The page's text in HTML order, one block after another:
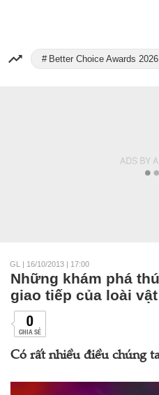
Better Choice Awards 2026
GL | 16/10/2013 | 17:00
Những khám phá
giao tiếp của loài vật
0
CHIA SẺ
Có rất nhiều điều chúng